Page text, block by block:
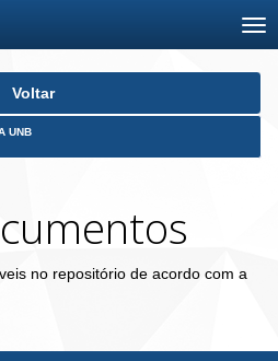
Voltar
UNB
no repositório de acordo com a